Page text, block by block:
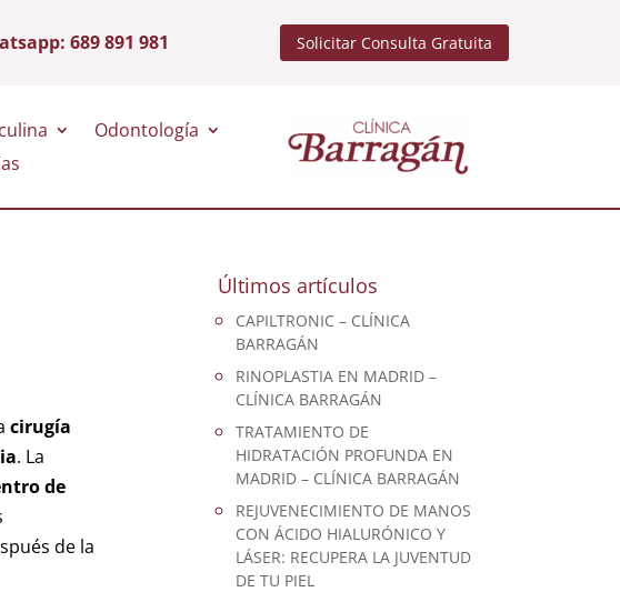
689 891 981 Solicitar Consulta Gratuita
Odontología
cirugía
. La
de
de la
Últimos artículos
CAPILTRONIC – CLÍNICA
BARRAGÁN
RINOPLASTIA EN MADRID –
CLÍNICA BARRAGÁN
TRATAMIENTO DE
HIDRATACIÓN PROFUNDA EN
MADRID – CLÍNICA BARRAGÁN
REJUVENECIMIENTO DE MANOS
CON ÁCIDO HIALURÓNICO Y
LÁSER: RECUPERA LA JUVENTUD
DE TU PIEL